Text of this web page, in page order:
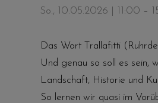
So., 10.05.2026 | 11:00 –
Das Wort Trallafitti
Und genau so soll es sein,
Landschaft, Historie und
So lernen wir quasi im